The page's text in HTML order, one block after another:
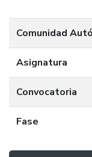
Comunidad
Asignatura
Convocatoria
Fase